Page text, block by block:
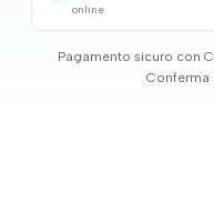
online
Pagamento sicuro con
Conferma